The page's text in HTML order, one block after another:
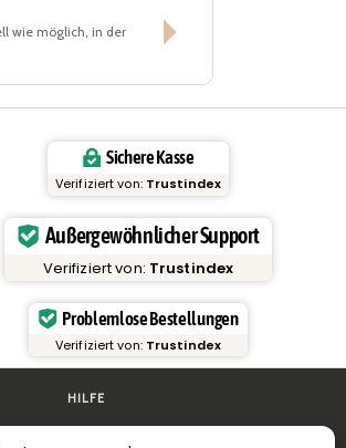
wie möglich, in der
Sichere Kasse
Verifiziert von: Trustindex
Außergewöhnlicher Support
Verifiziert von: Trustindex
Problemlose Bestellungen
Verifiziert von: Trustindex
HILFE